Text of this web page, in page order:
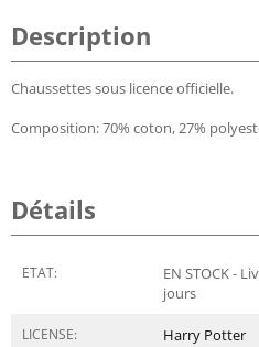
Description
Chaussettes sous licence officielle.
Composition: 70% coton, 27%
Détails
ETAT:
EN STOCK -
jours
LICENSE: Harry Potter